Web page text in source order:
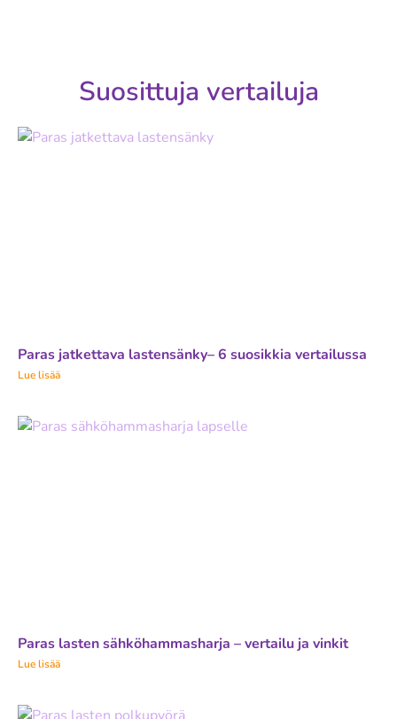
Suosittuja vertailuja
Paras jatkettava lastensänky– 6 suosikkia vertailussa
Lue lisää
Paras lasten sähköhammasharja – vertailu ja vinkit
Lue lisää